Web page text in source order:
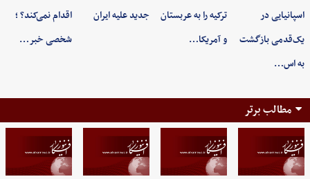
اسپانیایی در
یک‌قدمی بازگشت
به اس…
ترکیه را به عربستان
و آمریکا…
جدید علیه ایران
اقدام نمی‌کند؟ ؛
شخصی خبر…
مطالب برتر